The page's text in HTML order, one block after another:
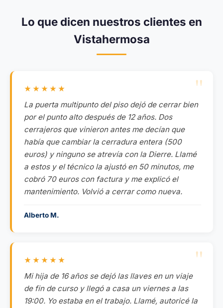
Lo que dicen nuestros clientes en
Vistahermosa
★★★★★
La puerta multipunto del piso dejó de cerrar bien
por el punto alto después de 12 años. Dos
cerrajeros que vinieron antes me decían que
había que cambiar la cerradura entera (500
euros) y ninguno se atrevía con la Dierre. Llamé
a estos y el técnico la ajustó en 50 minutos, me
cobró 70 euros con factura y me explicó el
mantenimiento. Volvió a cerrar como nueva.
Alberto M.
★★★★★
Mi hija de 16 años se dejó las llaves en un viaje
de fin de curso y llegó a casa un viernes a las
19:00. Yo estaba en el trabajo. Llamé, autoricé la